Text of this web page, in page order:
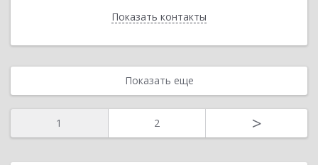
Показать контакты
Назад
Показать еще
1 2 >